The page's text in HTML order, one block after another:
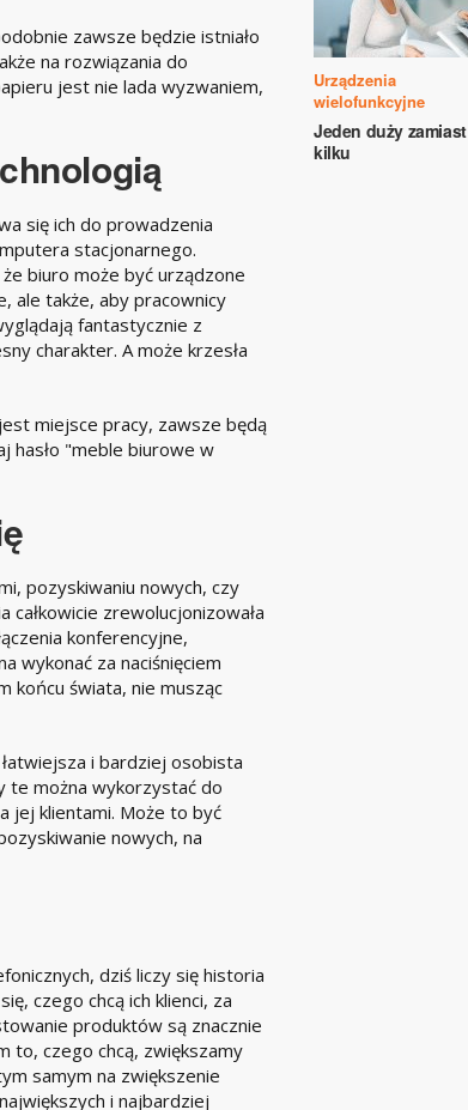
zawsze będzie istniało
na rozwiązania do
jest nie lada wyzwaniem,
się ich do prowadzenia
stacjonarnego.
biuro może być urządzone
ale także, aby pracownicy
fantastycznie z
charakter. A może krzesła
miejsce pracy, zawsze będą
hasło "meble biurowe w
pozyskiwaniu nowych, czy
zrewolucjonizowała
konferencyjne,
wykonać za naciśnięciem
końcu świata, nie musząc
i bardziej osobista
te można wykorzystać do
jej klientami. Może to być
nowych, na
dziś liczy się historia
czego chcą ich klienci, za
produktów są znacznie
to, czego chcą, zwiększamy
samym na zwiększenie
i najbardziej
Urządzenia
wielofunkcyjne
Jeden duży zamiast
kilku